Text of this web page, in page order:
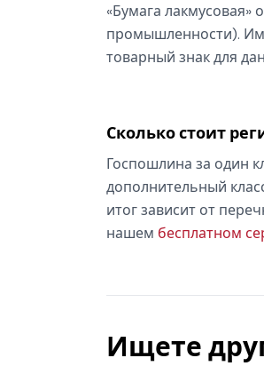
«Бумага лакмусовая»
промышленности).
товарный знак для
Сколько стоит
Госпошлина за один
дополнительный
итог зависит от
нашем бесплатном
Ищете